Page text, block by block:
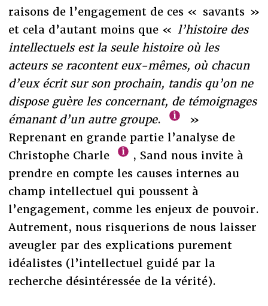
raisons de l’engagement de ces « savants »
et cela d’autant moins que « l’histoire des
intellectuels est la seule histoire où les
acteurs se racontent eux-mêmes, où chacun
d’eux écrit sur son prochain, tandis qu’on ne
dispose guère les concernant, de témoignages
émanant d’un autre groupe.
»
Reprenant en grande partie l’analyse de
Christophe Charle
, Sand nous invite à
prendre en compte les causes internes au
champ intellectuel qui poussent à
l’engagement, comme les enjeux de pouvoir.
Autrement, nous risquerions de nous laisser
aveugler par des explications purement
idéalistes (l’intellectuel guidé par la
recherche désintéressée de la vérité).